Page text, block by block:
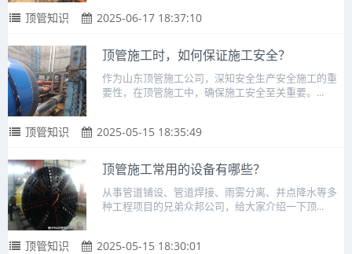
顶管知识 2025-06-17 18:37:10
顶管施工时，如何保证施工安全？
作为山东顶管施工公司，深知安全生产安全施工的重
要性，在顶管施工中，确保施工安全至关重要。...
顶管知识 2025-05-15 18:35:49
顶管施工常用的设备有哪些？
从事管道铺设、管道焊接、雨雾分离、井点降水等多
种工程项目的兄弟众邦公司，给大家介绍一下顶...
顶管知识 2025-05-15 18:30:01